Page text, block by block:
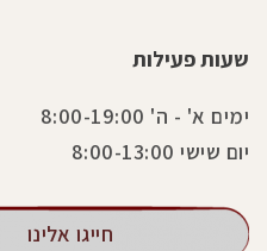
שעות פעילות
ימים א' - ה' 8:00-19:00
יום שישי 8:00-13:00
חייגו אלינו